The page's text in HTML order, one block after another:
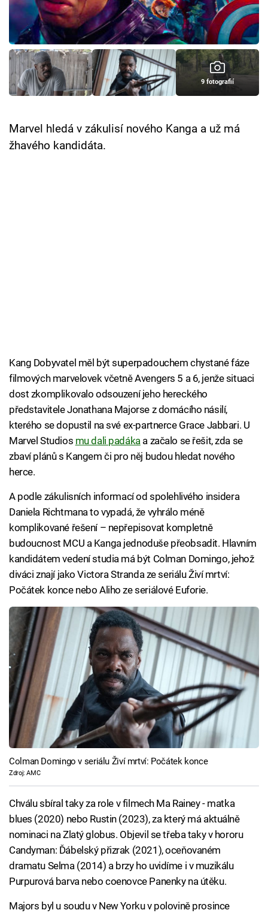
Cool Esport
Pořady
TV Program
9 fotografií
Marvel hledá v zákulisí nového Kanga a už má
žhavého kandidáta.
Kang Dobyvatel měl být superpadouchem chystané fáze
filmových marvelovek včetně Avengers 5 a 6, jenže situaci
dost zkomplikovalo odsouzení jeho hereckého
představitele Jonathana Majorse z domácího násilí,
kterého se dopustil na své ex-partnerce Grace Jabbari. U
Marvel Studios mu dali padákaa začalo se řešit, zda se
zbaví plánů s Kangem či pro něj budou hledat nového
herce.
A podle zákulisních informací od spolehlivého insidera
Daniela Richtmana to vypadá, že vyhrálo méně
komplikované řešení – nepřepisovat kompletně
budoucnost MCU a Kanga jednoduše přeobsadit. Hlavním
kandidátem vedení studia má být Colman Domingo, jehož
diváci znají jako Victora Stranda ze seriálu Živí mrtví:
Počátek konce nebo Aliho ze seriálové Euforie.
Colman Domingo v seriálu Živí mrtví: Počátek konce
Zdroj: AMC
Chválu sbíral taky za role v filmech Ma Rainey - matka
blues (2020) nebo Rustin (2023), za který má aktuálně
nominaci na Zlatý globus. Objevil se třeba taky v hororu
Candyman: Ďábelský přizrak (2021), oceňovaném
dramatu Selma (2014) a brzy ho uvidíme i v muzikálu
Purpurová barva nebo coenovce Panenky na útěku.
Majors byl u soudu v New Yorku v polovině prosince